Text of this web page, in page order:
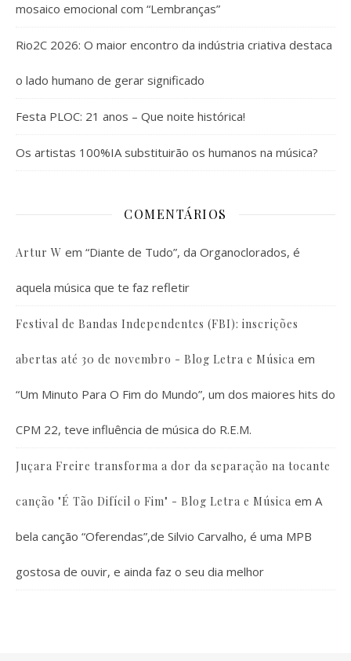
mosaico emocional com “Lembranças”
Rio2C 2026: O maior encontro da indústria criativa destaca
o lado humano de gerar significado
Festa PLOC: 21 anos – Que noite histórica!
Os artistas 100%IA substituirão os humanos na música?
COMENTÁRIOS
Artur W em “Diante de Tudo”, da Organoclorados, é
aquela música que te faz refletir
Festival de Bandas Independentes (FBI): inscrições
abertas até 30 de novembro - Blog Letra e Música em
“Um Minuto Para O Fim do Mundo”, um dos maiores hits do
CPM 22, teve influência de música do R.E.M.
Juçara Freire transforma a dor da separação na tocante
canção "É Tão Difícil o Fim" - Blog Letra e Música em A
bela canção “Oferendas”,de Silvio Carvalho, é uma MPB
gostosa de ouvir, e ainda faz o seu dia melhor